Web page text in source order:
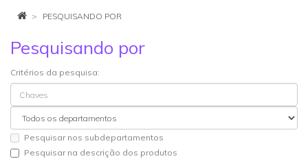
PESQUISANDO POR
Pesquisando por
Critérios da pesquisa:
Pesquisar nos subdepartamentos
Pesquisar na descrição dos produtos